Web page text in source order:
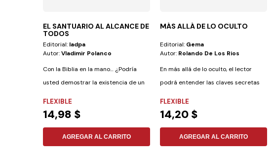
EL SANTUARIO AL ALCANCE DE
TODOS
Editorial: Iadpa
Autor:Vladimir Polanco
Con la Biblia en la mano… ¿Podría
usted demostrar la existencia de un
FLEXIBLE
14,98 $
AGREGAR AL CARRITO
MÁS ALLÁ DE LO OCULTO
Editorial: Gema
Autor: Rolando De Los Rios
En más allá de lo oculto, el lector
podrá entender las claves secretas
FLEXIBLE
14,20 $
AGREGAR AL CARRITO